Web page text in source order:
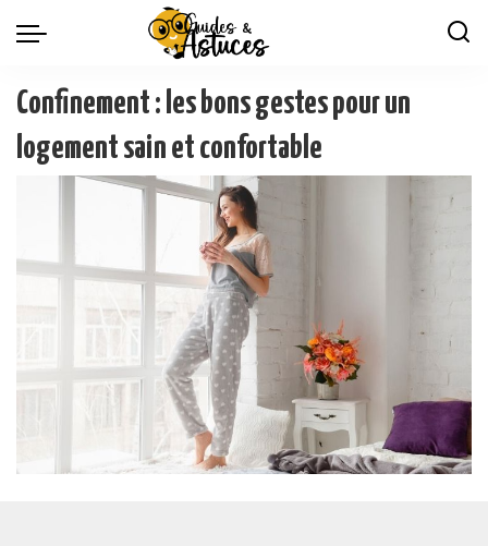
Confinement : les bons gestes pour un
logement sain et confortable